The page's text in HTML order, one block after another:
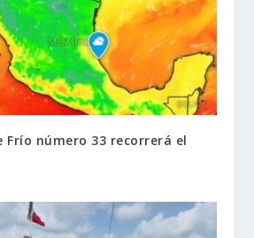
Frío número 33 recorrerá el